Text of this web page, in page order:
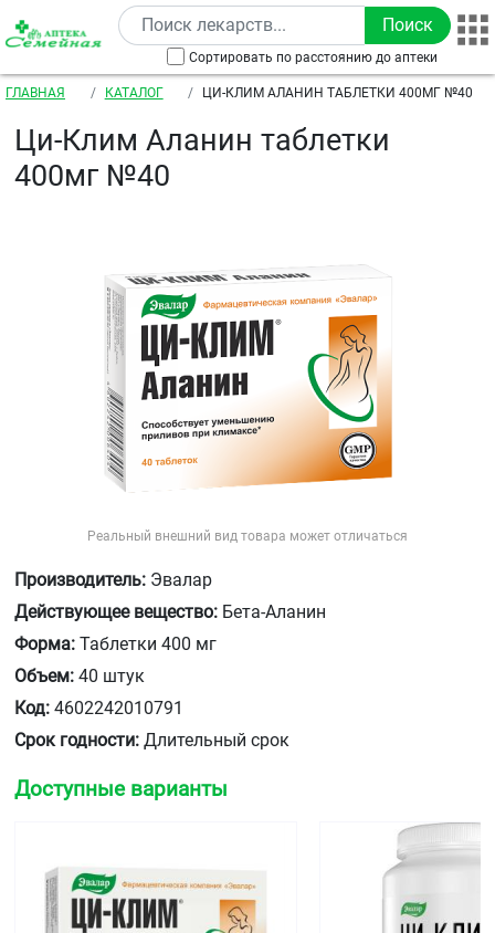
Перейти к основному содержанию
Сортировать по расстоянию до аптеки
Строка навигации
ГЛАВНАЯ КАТАЛОГ ЦИ-КЛИМ АЛАНИН ТАБЛЕТКИ 400МГ №40
Ци-Клим Аланин таблетки
400мг №40
Реальный внешний вид товара может отличаться
Производитель: Эвалар
Действующее вещество: Бета-Аланин
Форма: Таблетки 400 мг
Объем: 40 штук
Код: 4602242010791
Срок годности: Длительный срок
Доступные варианты